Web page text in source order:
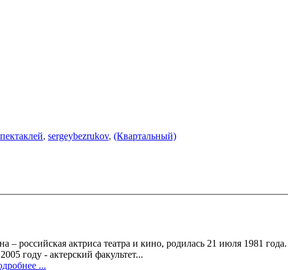
, sergeybezrukov, (Квартальный)
театра и кино, родилась 21 июля 1981 года. В 2002 году Евгения Сотникова окончила
году - актерский факультет...
...